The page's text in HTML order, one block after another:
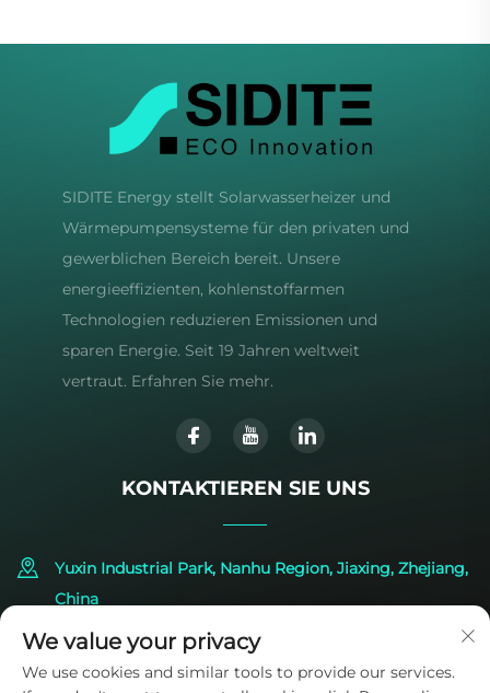
SIDITE Energy stellt Solarwasserheizer und
Wärmepumpensysteme für den privaten und
gewerblichen Bereich bereit. Unsere
energieeffizienten, kohlenstoffarmen
Technologien reduzieren Emissionen und
sparen Energie. Seit 19 Jahren weltweit
vertraut. Erfahren Sie mehr.
KONTAKTIEREN SIE UNS
Yuxin Industrial Park, Nanhu Region, Jiaxing, Zhejiang,
China
+86-573-83224422
We value your privacy
We use cookies and similar tools to provide our services.